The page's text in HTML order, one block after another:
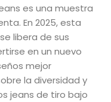
es una muestra
En 2025, esta
libera de sus
en un nuevo
mejor
la diversidad y
jeans de tiro bajo